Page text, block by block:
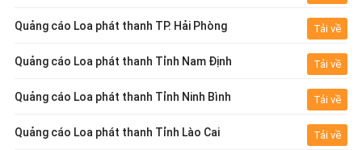
Quảng cáo Loa phát thanh TP. Hải Phòng Tải về
Quảng cáo Loa phát thanh Tỉnh Nam Định Tải về
Quảng cáo Loa phát thanh Tỉnh Ninh Bình Tải về
Quảng cáo Loa phát thanh Tỉnh Lào Cai Tải về